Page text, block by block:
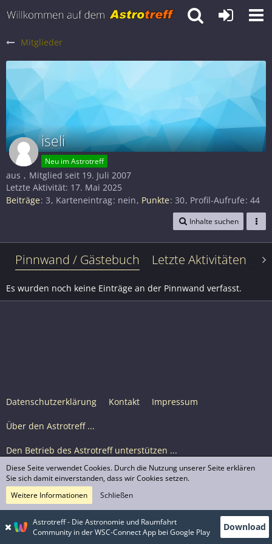
Mitglieder
iseli
Neu im Astrotreff
aus
Mitglied seit 19. Juli 2007
Letzte Aktivität: 17. Mai 2025
Beiträge 3 Karteneintrag nein Punkte 30 Profil-Aufrufe 44
Inhalte suchen
Pinnwand / Gästebuch Letzte Aktivitäten
Es wurden noch keine Einträge an der Pinnwand verfasst.
Datenschutzerklärung Kontakt Impressum
Über den Astrotreff ...
Den Betrieb des Astrotreff unterstützen ...
Nutzungsbedingungen
© Astrotreff 2001-2026, lizenziert unter CC BY-SA,
sofern für einzelne Inhalte nicht anders angegeben
Astrotreff - Die Astronomie und Raumfahrt
Community in der WSC-Connect App bei Google Play
Download
Diese Seite verwendet Cookies. Durch die Nutzung unserer Seite erklären
Sie sich damit einverstanden, dass wir Cookies setzen.
Weitere Informationen
Schließen